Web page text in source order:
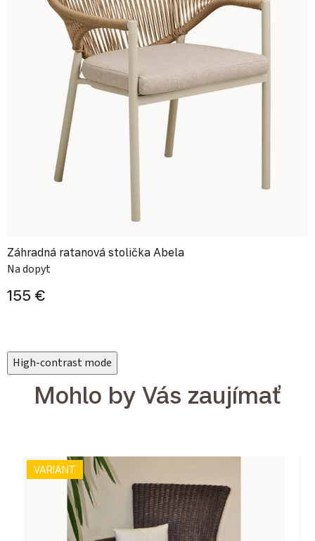
Záhradná ratanová stolička Abela
Na dopyt
155 €
High-contrast mode
Mohlo by Vás zaujímať
VARIANT